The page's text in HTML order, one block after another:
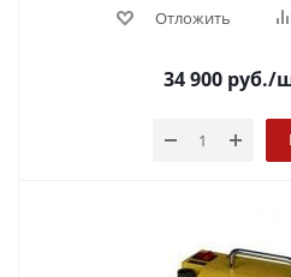
Отложить
34 900 руб./